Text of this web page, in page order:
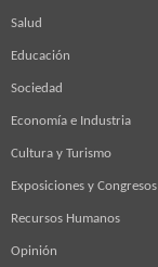
Salud
Educación
Sociedad
Economía e Industria
Cultura y Turismo
Exposiciones y Congresos
Recursos Humanos
Opinión